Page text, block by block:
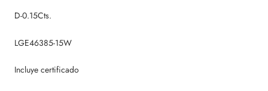
D-0.15Cts.
LGE46385-15W
Incluye certificado